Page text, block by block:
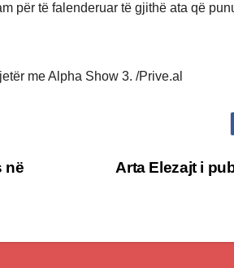
për të falenderuar të gjithë ata që
me Alpha Show 3. /Prive.al
Arta Elezajt i
në